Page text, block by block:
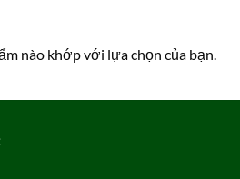
nào khớp với lựa chọn của bạn.